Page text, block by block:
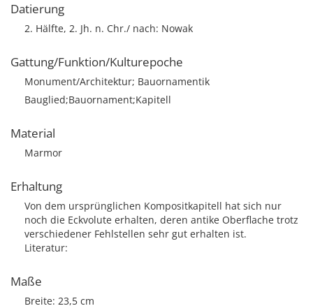
Datierung
2. Hälfte, 2. Jh. n. Chr./ nach: Nowak
Gattung/Funktion/Kulturepoche
Monument/Architektur; Bauornamentik
Bauglied;Bauornament;Kapitell
Material
Marmor
Erhaltung
Von dem ursprünglichen Kompositkapitell hat sich nur
noch die Eckvolute erhalten, deren antike Oberflache trotz
verschiedener Fehlstellen sehr gut erhalten ist.
Literatur:
Maße
Breite: 23,5 cm